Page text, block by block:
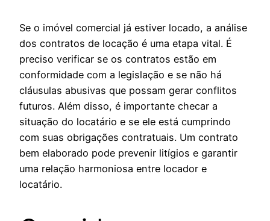
Se o imóvel comercial já estiver locado, a análise
dos contratos de locação é uma etapa vital. É
preciso verificar se os contratos estão em
conformidade com a legislação e se não há
cláusulas abusivas que possam gerar conflitos
futuros. Além disso, é importante checar a
situação do locatário e se ele está cumprindo
com suas obrigações contratuais. Um contrato
bem elaborado pode prevenir litígios e garantir
uma relação harmoniosa entre locador e
locatário.